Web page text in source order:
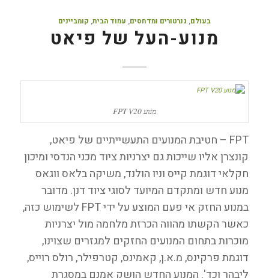
בעולם, גנרטורים ומדחסים, עמוד הבית, קומביינים
מנוע-העל של פיאט
מנוע FPT V20
FPT – חטיבת המנועים התעשייתיים של פיאט,
קונצרן אליו שייכות גם יצרניות ציוד מכני הנדסי ומיכון
חקלאי דוגמת קייס וניו הולנד, משיקה בלאס ווגאס
מנוע חדש ומתקדם המיועד לסוגי ציוד דנן. מדובר
במנוע החזק אי פעם המוצע על ידי FPT לשימוש כזה,
כאשר הקשתו מהווה הכרזת מלחמה מול יצרניות
מוכרות בתחום המנועים החזקים למגזרים שצוינו,
דוגמת פרקינס, מ.א.ן, קאמינס, קטרפילר, רולס רוייס,